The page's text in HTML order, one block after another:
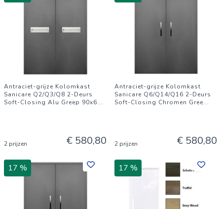
Antraciet-grijze Kolomkast
Sanicare Q2/Q3/Q8 2-Deurs
Soft-Closing Alu Greep 90x6...
2 prijzen € 580,80
Antraciet-grijze Kolomkast
Sanicare Q6/Q14/Q16 2-Deurs
Soft-Closing Chromen Gree...
2 prijzen € 580,80
17 % 17 %